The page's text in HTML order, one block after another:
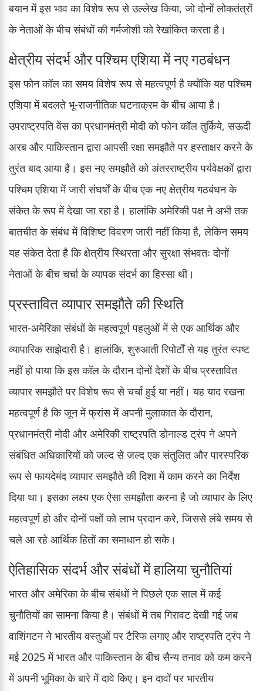
बयान में इस भाव का विशेष रूप से उल्लेख किया, जो दोनों लोकतंत्रों
के नेताओं के बीच संबंधों की गर्मजोशी को रेखांकित करता है।
क्षेत्रीय संदर्भ और पश्चिम एशिया में नए गठबंधन
इस फोन कॉल का समय विशेष रूप से महत्वपूर्ण है क्योंकि यह पश्चिम
एशिया में बदलते भू-राजनीतिक घटनाक्रम के बीच आया है।
उपराष्ट्रपति वेंस का प्रधानमंत्री मोदी को फोन कॉल तुर्किये, सऊदी
अरब और पाकिस्तान द्वारा आपसी रक्षा समझौते पर हस्ताक्षर करने के
तुरंत बाद आया है। इस नए समझौते को अंतरराष्ट्रीय पर्यवेक्षकों द्वारा
पश्चिम एशिया में जारी संघर्षों के बीच एक नए क्षेत्रीय गठबंधन के
संकेत के रूप में देखा जा रहा है। हालांकि अमेरिकी पक्ष ने अभी तक
बातचीत के संबंध में विशिष्ट विवरण जारी नहीं किया है, लेकिन समय
यह संकेत देता है कि क्षेत्रीय स्थिरता और सुरक्षा संभवतः दोनों
नेताओं के बीच चर्चा के व्यापक संदर्भ का हिस्सा थी।
प्रस्तावित व्यापार समझौते की स्थिति
भारत-अमेरिका संबंधों के महत्वपूर्ण पहलुओं में से एक आर्थिक और
व्यापारिक साझेदारी है। हालांकि, शुरुआती रिपोर्टों से यह तुरंत स्पष्ट
नहीं हो पाया कि इस कॉल के दौरान दोनों देशों के बीच प्रस्तावित
व्यापार समझौते पर विशेष रूप से चर्चा हुई या नहीं। यह याद रखना
महत्वपूर्ण है कि जून में फ्रांस में अपनी मुलाकात के दौरान,
प्रधानमंत्री मोदी और अमेरिकी राष्ट्रपति डोनाल्ड ट्रंप ने अपने
संबंधित अधिकारियों को जल्द से जल्द एक संतुलित और पारस्परिक
रूप से फायदेमंद व्यापार समझौते की दिशा में काम करने का निर्देश
दिया था। इसका लक्ष्य एक ऐसा समझौता करना है जो व्यापार के लिए
महत्वपूर्ण हो और दोनों पक्षों को लाभ प्रदान करे, जिससे लंबे समय से
चले आ रहे आर्थिक हितों का समाधान हो सके।
ऐतिहासिक संदर्भ और संबंधों में हालिया चुनौतियां
भारत और अमेरिका के बीच संबंधों ने पिछले एक साल में कई
चुनौतियों का सामना किया है। संबंधों में तब गिरावट देखी गई जब
वाशिंगटन ने भारतीय वस्तुओं पर टैरिफ लगाए और राष्ट्रपति ट्रंप ने
मई 2025 में भारत और पाकिस्तान के बीच सैन्य तनाव को कम करने
में अपनी भूमिका के बारे में दावे किए। इन दावों पर भारतीय